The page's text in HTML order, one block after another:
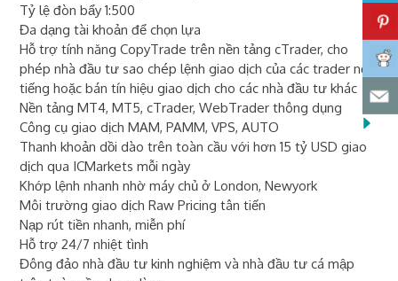
Tỷ lệ đòn bẩy 1:500
Đa dạng tài khoản để chọn lựa
Hỗ trợ tính năng CopyTrade trên nền tảng cTrader, cho
phép nhà đầu tư sao chép lệnh giao dịch của các trader nổi
tiếng hoặc bán tín hiệu giao dịch cho các nhà đầu tư khác
Nền tảng MT4, MT5, cTrader, WebTrader thông dụng
Công cụ giao dịch MAM, PAMM, VPS, AUTO
Thanh khoản dồi dào trên toàn cầu với hơn 15 tỷ USD giao
dịch qua ICMarkets mỗi ngày
Khớp lệnh nhanh nhờ máy chủ ở London, Newyork
Môi trường giao dịch Raw Pricing tân tiến
Nạp rút tiền nhanh, miễn phí
Hỗ trợ 24/7 nhiệt tình
Đông đảo nhà đầu tư kinh nghiệm và nhà đầu tư cá mập